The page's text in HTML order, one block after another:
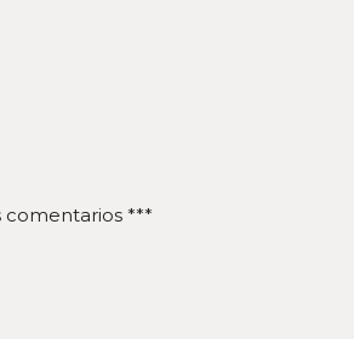
comentarios ***